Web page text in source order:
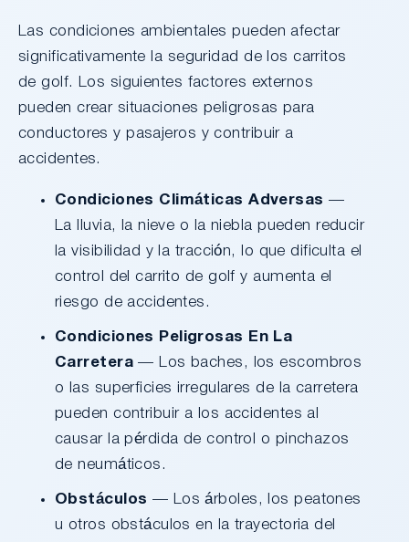
Las condiciones ambientales pueden afectar
significativamente la seguridad de los carritos
de golf. Los siguientes factores externos
pueden crear situaciones peligrosas para
conductores y pasajeros y contribuir a
accidentes.
Condiciones Climáticas Adversas—
La lluvia, la nieve o la niebla pueden reducir
la visibilidad y la tracción, lo que dificulta el
control del carrito de golf y aumenta el
riesgo de accidentes.
Condiciones Peligrosas En La
Carretera— Los baches, los escombros
o las superficies irregulares de la carretera
pueden contribuir a los accidentes al
causar la pérdida de control o pinchazos
de neumáticos.
Obstáculos — Los árboles, los peatones
u otros obstáculos en la trayectoria del